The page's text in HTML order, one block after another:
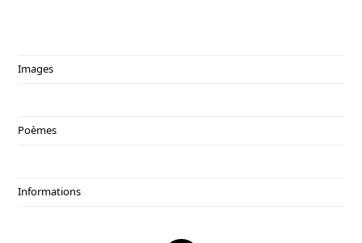
Images
Poèmes
Informations